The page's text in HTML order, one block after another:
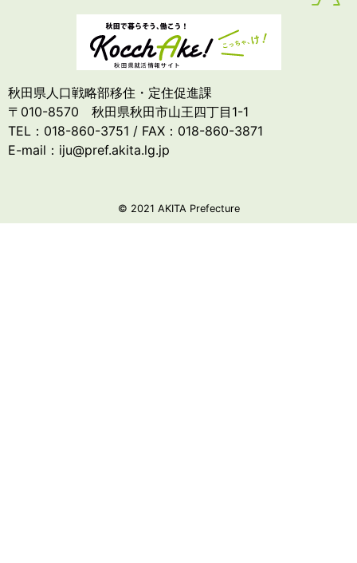
秋田県人口戦略部移住・定住促進課
〒010-8570 秋田県秋田市山王四丁目1-1
TEL：018-860-3751 / FAX：018-860-3871
E-mail：iju@pref.akita.lg.jp
© 2021 AKITA Prefecture